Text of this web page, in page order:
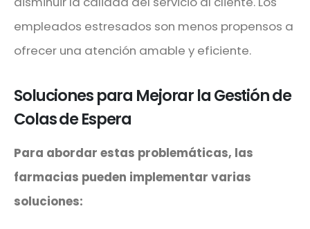
empleados estresados son menos propensos a
ofrecer una atención amable y eficiente.
Soluciones para Mejorar la Gestión de
Colas de Espera
Para abordar estas problemáticas, las
farmacias pueden implementar varias
soluciones: